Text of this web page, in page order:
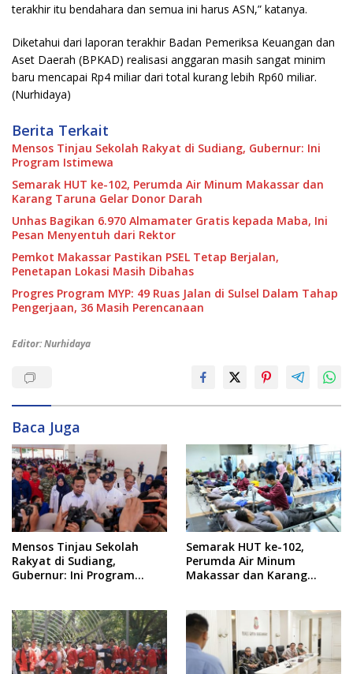
terakhir itu bendahara dan semua ini harus ASN,” katanya.
Diketahui dari laporan terakhir Badan Pemeriksa Keuangan dan
Aset Daerah (BPKAD) realisasi anggaran masih sangat minim
baru mencapai Rp4 miliar dari total kurang lebih Rp60 miliar.
(Nurhidaya)
Berita Terkait
Mensos Tinjau Sekolah Rakyat di Sudiang, Gubernur: Ini
Program Istimewa
Semarak HUT ke-102, Perumda Air Minum Makassar dan
Karang Taruna Gelar Donor Darah
Unhas Bagikan 6.970 Almamater Gratis kepada Maba, Ini
Pesan Menyentuh dari Rektor
Pemkot Makassar Pastikan PSEL Tetap Berjalan,
Penetapan Lokasi Masih Dibahas
Progres Program MYP: 49 Ruas Jalan di Sulsel Dalam Tahap
Pengerjaan, 36 Masih Perencanaan
Editor: Nurhidaya
Baca Juga
Mensos Tinjau Sekolah
Rakyat di Sudiang,
Gubernur: Ini Program
Semarak HUT ke-102,
Perumda Air Minum
Makassar dan Karang